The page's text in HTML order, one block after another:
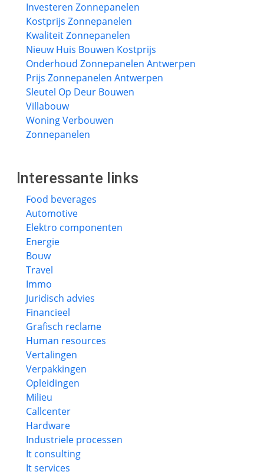
Investeren Zonnepanelen
Kostprijs Zonnepanelen
Kwaliteit Zonnepanelen
Nieuw Huis Bouwen Kostprijs
Onderhoud Zonnepanelen Antwerpen
Prijs Zonnepanelen Antwerpen
Sleutel Op Deur Bouwen
Villabouw
Woning Verbouwen
Zonnepanelen
Interessante links
Food beverages
Automotive
Elektro componenten
Energie
Bouw
Travel
Immo
Juridisch advies
Financieel
Grafisch reclame
Human resources
Vertalingen
Verpakkingen
Opleidingen
Milieu
Callcenter
Hardware
Industriele processen
It consulting
It services